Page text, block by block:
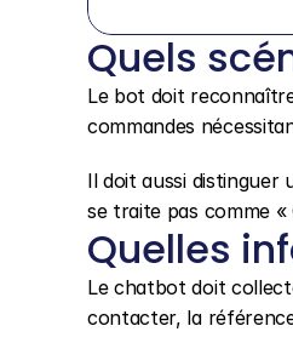
Quels
Le bot doit
commandes
Il doit aussi distinguer
se traite pas comme
Quelles
Le chatbot doit
contacter, la